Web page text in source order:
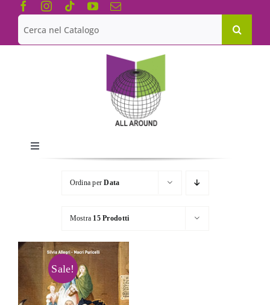
Salta
contenuto
Cerca
per:
Toggle
Navigation
Chi siamo
Le Collane
Catalogo
Ordina perData
Mostra 15 Prodotti
Sale!